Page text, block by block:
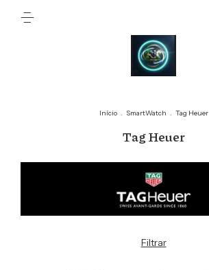
Início . SmartWatch . Tag Heuer
Tag Heuer
Filtrar